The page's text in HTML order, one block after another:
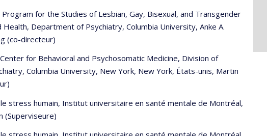
for the Studies of Lesbian, Gay, Bisexual, and Transgender
Department of Psychiatry, Columbia University, Anke A.
(co-directeur)
for Behavioral and Psychosomatic Medicine, Division of
Columbia University, New York, New York, États-unis, Martin
stress humain, Institut universitaire en santé mentale de Montréal,
(Superviseure)